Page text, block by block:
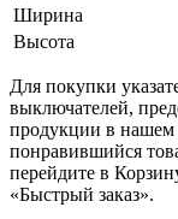
Ширина
Высота
Для покупки
выключателей,
продукции в нашем
понравившийся
перейдите в
«Быстрый заказ».